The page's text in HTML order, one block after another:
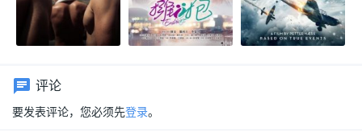
评论
要发表评论，您必须先登录。